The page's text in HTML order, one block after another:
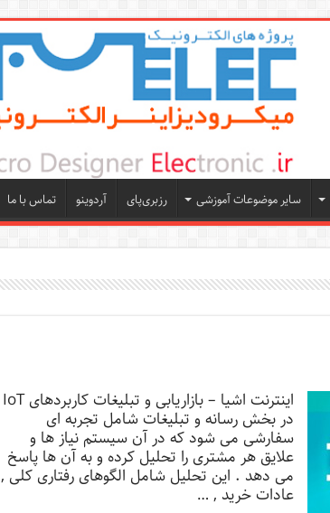
سایر موضوعات آموزشی رزبری‌پای آردوینو تماس با ما
اینترنت اشیا – بازاریابی و تبلیغات کاربردهای IoT
در بخش رسانه و تبلیغات شامل تجربه ای
سفارشی می شود که در آن سیستم نیاز ها و
علایق هر مشتری را تحلیل کرده و به آن ها پاسخ
می دهد . این تحلیل شامل الگوهای رفتاری کلی ,
عادات خرید , …